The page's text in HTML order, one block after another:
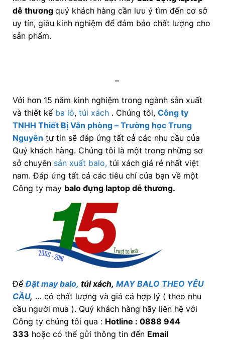
dễ thương quý khách hàng cần lưu ý tìm đến cơ sở
uy tín, giàu kinh nghiệm để đảm bảo chất lượng cho
sản phẩm.
–
Với hơn 15 năm kinh nghiệm trong ngành sản xuất
và thiết kế ba lô, túi xách . Chúng tôi, Công ty
TNHH Thiết Bị Văn phòng – Trường học Trung
Nguyên tự tin sẽ đáp ứng tất cả các nhu cầu của
Quý khách hàng. Chúng tôi là một trong những sơ
sở chuyên sản xuất balo, túi xách giá rẻ nhất việt
nam. Đáp ứng tất cả các tiêu chí của bạn về một
Công ty may balo đựng laptop dễ thương.
ĐểĐặt may balo, túi xách, MAY BALO THEO YÊU
CẦU, … có chất lượng và giá cả hợp lý ( theo nhu
cầu người mua ). Quý khách hàng hãy liên hệ với
Công ty chúng tôi qua : Hotline : 0888 944
333 hoặc có thể gửi thông tin đến Email